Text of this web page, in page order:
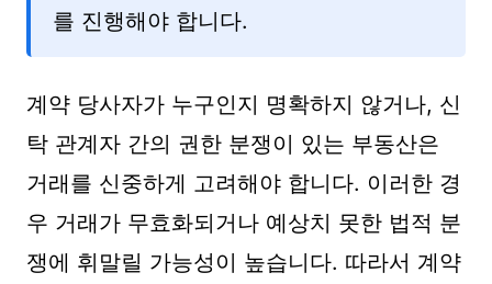
를 진행해야 합니다.
계약 당사자가 누구인지 명확하지 않거나, 신
탁 관계자 간의 권한 분쟁이 있는 부동산은
거래를 신중하게 고려해야 합니다. 이러한 경
우 거래가 무효화되거나 예상치 못한 법적 분
쟁에 휘말릴 가능성이 높습니다. 따라서 계약